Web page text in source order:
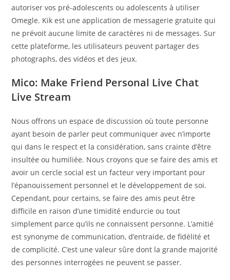
autoriser vos pré-adolescents ou adolescents à utiliser
Omegle. Kik est une application de messagerie gratuite qui
ne prévoit aucune limite de caractères ni de messages. Sur
cette plateforme, les utilisateurs peuvent partager des
photographs, des vidéos et des jeux.
Mico: Make Friend Personal Live Chat
Live Stream
Nous offrons un espace de discussion où toute personne
ayant besoin de parler peut communiquer avec n’importe
qui dans le respect et la considération, sans crainte d’être
insultée ou humiliée. Nous croyons que se faire des amis et
avoir un cercle social est un facteur very important pour
l’épanouissement personnel et le développement de soi.
Cependant, pour certains, se faire des amis peut être
difficile en raison d’une timidité endurcie ou tout
simplement parce qu’ils ne connaissent personne. L’amitié
est synonyme de communication, d’entraide, de fidélité et
de complicité. C’est une valeur sûre dont la grande majorité
des personnes interrogées ne peuvent se passer.